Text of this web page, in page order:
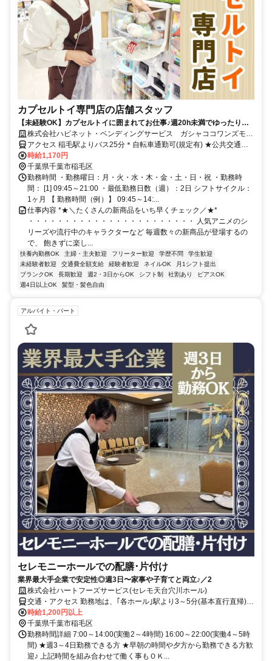
カプセルトイ専門店の店舗スタッフ
【未経験OK】カプセルトイに囲まれてお仕事♪週20h未満でゆったり勤
務のシフトです◎ネイル＆ピアスOK・髪色自由
株式会社ハピネット・ベンディングサービス ガシャココワンズモー
ル
アクセス 稲毛駅よりバス25分＊自転車通勤可(規定有) ★公共交通機
関の場合交通費全額支給
時給1,170円
千葉県千葉市稲毛区
勤務時間 ・勤務曜日：月・火・水・木・金・土・日・祝 ・勤務時
間： [1] 09:45～21:00 ・最低勤務日数（週）：2日 シフトサイクル：
1ヶ月 【 勤務時間（例）】 09:45～14:...
仕事内容 *★＼たくさんの新商品をいち早くチェック／★*
・・・・・・・・・・・・・・・・・・・・・・・ 人気アニメのシ
リーズや流行中のキャラクターなど 毎週数々の新商品が登場するの
で、 飽きずに楽し...
扶養内勤務OK 主婦・主夫歓迎 フリーター歓迎 学歴不問
学生歓迎
未経験者歓迎
交通費全額支給 経験者歓迎 ネイルOK
月1シフト提出
ブランクOK
長期歓迎 週2・3日からOK シフト制 社割あり
ピアスOK
週4日以上OK
髪型・髪色自由
アルバイト・パート
セレモニーホールでの配膳･片付け
業界最大手企業で安定性◎週3日〜家事や子育てと両立♪／2
株式会社ハートフーズサービス(セレモ天台穴川ホール)
交通・アクセス 勤務地は、｢各ホール｣駅より3～5分(基本直行直帰)の
駅近現場多数
時給1,200円以上
千葉県千葉市稲毛区
勤務時間詳細 7:00～14:00(実働2～4時間) 16:00～22:00(実働4～5時
間) ★週3～4日勤務できる方 ★早朝の時間や夕方から勤務できる方歓
迎♪ 上記時間を組み合わせて働く事もＯＫ...